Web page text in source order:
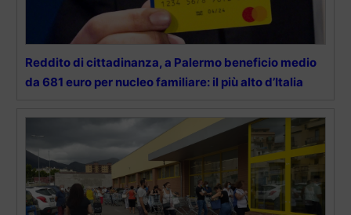
Reddito di cittadinanza, a Palermo beneficio medio
da 681 euro per nucleo familiare: il più alto d’Italia